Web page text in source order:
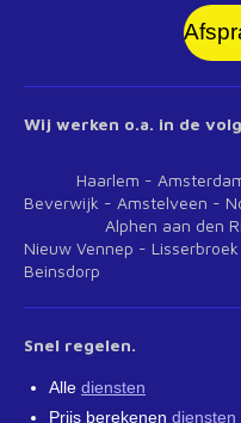
Wij werken o.a. in de
Haarlem - Amsterdam
Beverwijk - Amstelveen -
Alphen aan den Rijn -
Nieuw Vennep -
Beinsdorp
Snel regelen.
Alle diensten
Prijs berekenen diensten